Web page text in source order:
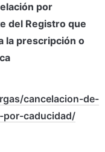
por
del Registro que
la prescripción o
cancelacion-de-
caducidad/